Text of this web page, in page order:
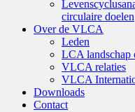
circulaire doelen
Over de VLCA
Leden
LCA landschap
VLCA relaties
VLCA
Downloads
Contact